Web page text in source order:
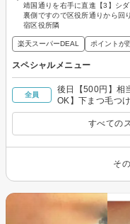
靖国通りを右手に直進【3】シ
裏側ですので区役所通りから回
宿区役所隣
楽天スーパーDEAL ポイントが
スペシャルメニュー
全員
後日【500円】相
OK】下まつ毛つ
すべての
そ